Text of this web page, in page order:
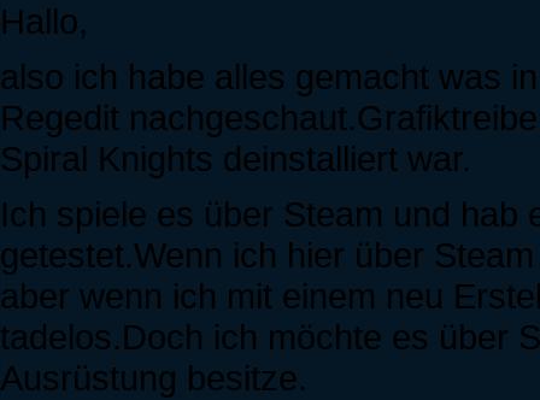
Hallo,
also ich habe alles gemacht was
Regedit
Spiral Knights deinstalliert war.
Ich spiele es über Steam und
getestet.Wenn ich hier über
aber wenn ich mit einem neu
tadelos.Doch ich möchte es über
Ausrüstung besitze.